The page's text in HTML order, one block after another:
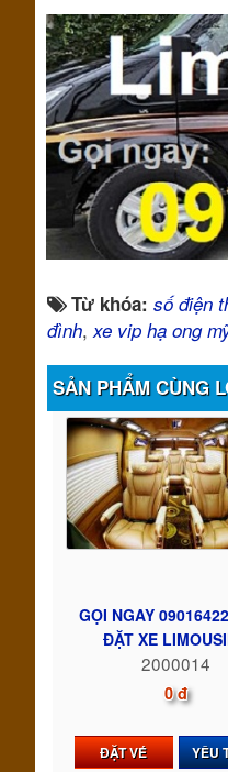
Từ khóa: số điện
đình,xe vip hạ ong
SẢN PHẨM CÙNG
GỌI NGAY
ĐẶT XE
2000014
0 đ
ĐẶT VÉ YÊU